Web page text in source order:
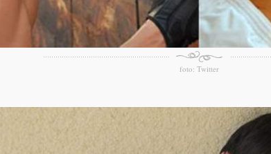
foto: Twitter